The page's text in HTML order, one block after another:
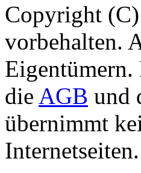
Copyright
vorbehalten.
die AGB und
übernimmt
Internetseiten.